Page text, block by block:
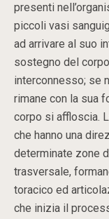
presenti
piccoli vasi
ad arrivare al suo
sostegno del
interconnesso; se
rimane con la sua
corpo si affloscia.
che hanno una
determinate zone
trasversale,
toracico ed
che inizia il